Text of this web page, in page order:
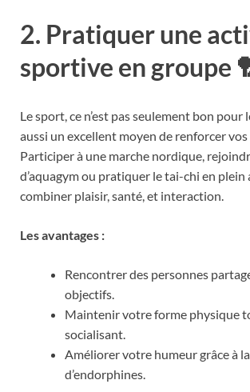
2. Pratiquer une
sportive en groupe
Le sport, ce n’est pas seulement bon pour
aussi un excellent moyen de renforcer
Participer à une marche nordique,
d’aquagym ou pratiquer le tai-chi en plein
combiner plaisir, santé, et interaction.
Les avantages :
Rencontrer des personnes
objectifs.
Maintenir votre forme physique
socialisant.
Améliorer votre humeur grâce à
d’endorphines.